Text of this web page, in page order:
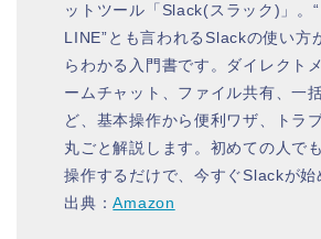
ットツール「Slack(スラック)」。
LINE”とも言われるSlackの使い方
らわかる入門書です。ダイレクト
ームチャット、ファイル共有、一
ど、基本操作から便利ワザ、トラ
丸ごと解説します。初めての人で
操作するだけで、今すぐSlackが始
出典：Amazon